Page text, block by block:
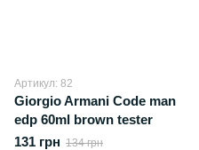
Артикул: 82
Giorgio Armani Code man
edp 60ml brown tester
131 грн 134 грн